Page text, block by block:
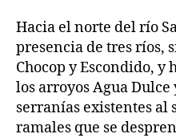
Hacia el norte del río
presencia de tres ríos,
Chocop y Escondido, y
los arroyos Agua Dulce
serranías existentes al
ramales que se